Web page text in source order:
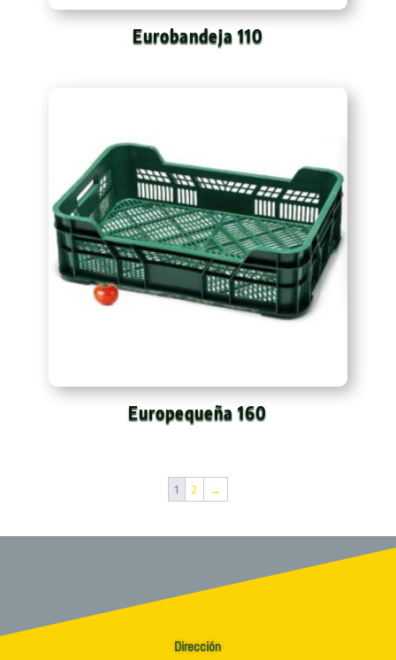
Eurobandeja 110
Europequeña 160
1 2 →
Dirección